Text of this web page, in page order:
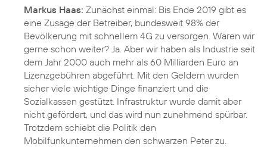
Markus Haas: Zunächst einmal: Bis Ende 2019 gibt es
eine Zusage der Betreiber, bundesweit 98% der
Bevölkerung mit schnellem 4G zu versorgen. Wären wir
gerne schon weiter? Ja. Aber wir haben als Industrie seit
dem Jahr 2000 auch mehr als 60 Milliarden Euro an
Lizenzgebühren abgeführt. Mit den Geldern wurden
sicher viele wichtige Dinge finanziert und die
Sozialkassen gestützt. Infrastruktur wurde damit aber
nicht gefördert, und das wird nun zunehmend spürbar.
Trotzdem schiebt die Politik den
Mobilfunkunternehmen den schwarzen Peter zu.